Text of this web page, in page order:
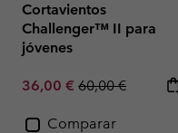
Cortavientos
Challenger™ II para
jóvenes
Sale price:
36,00 € Regular price:
60,00 €
Comparar